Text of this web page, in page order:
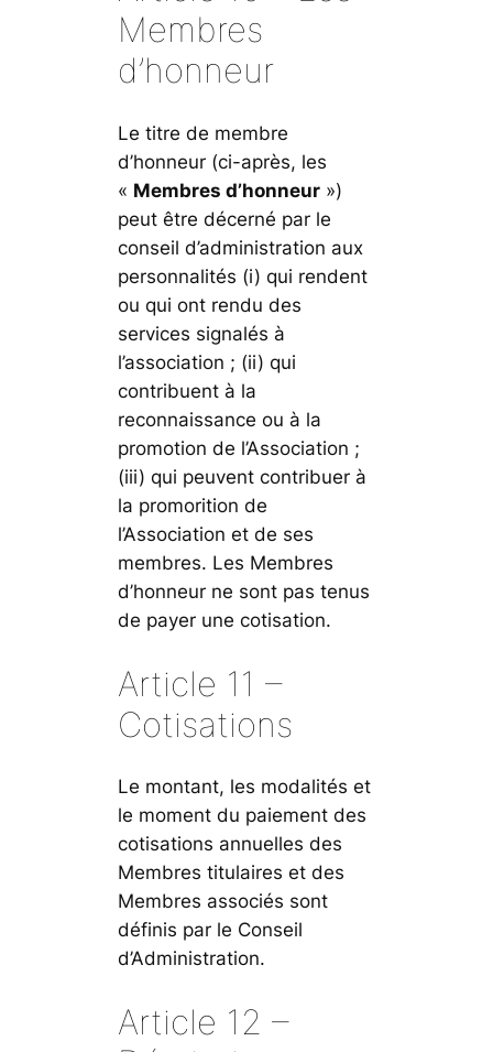
Membres
d’honneur
Le titre de membre
d’honneur (ci-après, les
« Membres d’honneur »)
peut être décerné par le
conseil d’administration aux
personnalités (i) qui rendent
ou qui ont rendu des
services signalés à
l’association ; (ii) qui
contribuent à la
reconnaissance ou à la
promotion de l’Association ;
(iii) qui peuvent contribuer à
la promorition de
l’Association et de ses
membres. Les Membres
d’honneur ne sont pas tenus
de payer une cotisation.
Article 11 –
Cotisations
Le montant, les modalités et
le moment du paiement des
cotisations annuelles des
Membres titulaires et des
Membres associés sont
définis par le Conseil
d’Administration.
Article 12 –